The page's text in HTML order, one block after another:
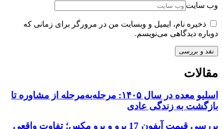
وب سایت
ذخیره نام، ایمیل و وبسایت من در مرورگر برای زمانی که
دوباره دیدگاهی می‌نویسم.
مقالات
اسلیو معده در سال ۱۴۰۵: مرحله‌به‌مرحله از مشاوره تا
بازگشت به زندگی عادی
بررسی قیمت آیفون 17 پرو و پرو مکس؛ تفاوت واقعی